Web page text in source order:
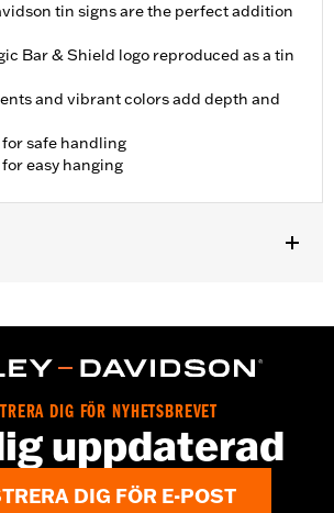
tin signs are the perfect addition
Bar & Shield logo reproduced as a tin
and vibrant colors add depth and
safe handling
easy hanging
10.5" H x 18" W
DIG FÖR NYHETSBREVET
uppdaterad
DIG FÖR E-POST